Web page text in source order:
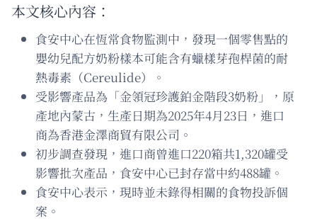
本文核心內容：
食安中心在恆常食物監測中，發現一個零售點的
嬰幼兒配方奶粉樣本可能含有蠟樣芽孢桿菌的耐
熱毒素（Cereulide）。
受影響產品為「金領冠珍護鉑金階段3奶粉」，原
產地內蒙古，生產日期為2025年4月23日，進口
商為香港金澤商貿有限公司。
初步調查發現，進口商曾進口220箱共1,320罐受
影響批次產品，食安中心已封存當中約488罐。
食安中心表示，現時並未錄得相關的食物投訴個
案。